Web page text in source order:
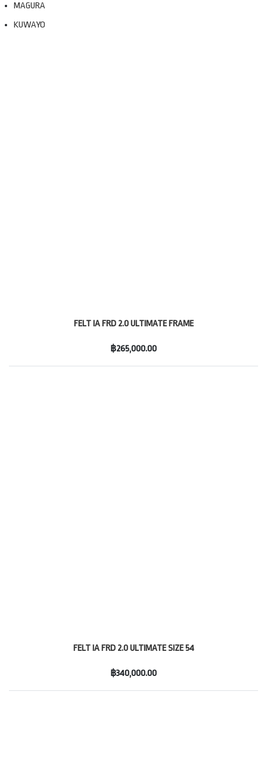
MAGURA
KUWAYO
FELT IA FRD 2.0 ULTIMATE FRAME
฿265,000.00
FELT IA FRD 2.0 ULTIMATE SIZE 54
฿340,000.00